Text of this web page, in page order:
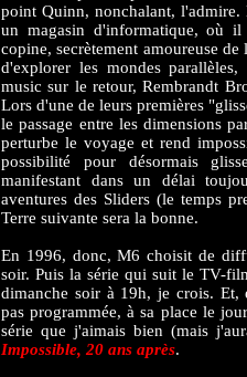
point Quinn, nonchalant,
un magasin d'informatique, où
copine, secrètement amoureuse
d'explorer les mondes
music sur le retour, Rembrandt
Lors d'une de leurs premières
le passage entre les dimensions
perturbe le voyage et rend
possibilité pour désormais
manifestant dans un délai
aventures des Sliders (le temps
Terre suivante sera la bonne.
En 1996, donc, M6 choisit de
soir. Puis la série qui suit le TV-
dimanche soir à 19h, je crois. Et,
pas programmée, à sa place le
série que j'aimais bien (mais
Impossible, 20 ans après.